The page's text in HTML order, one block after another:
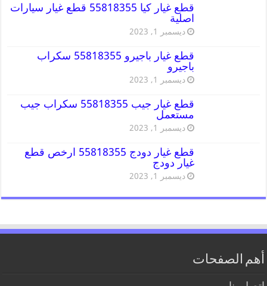
قطع غيار كيا 55818355 قطع غيار سيارات
اصلية
ديسمبر 1, 2023
قطع غيار باجيرو 55818355 سكراب
باجيرو
ديسمبر 1, 2023
قطع غيار جيب 55818355 سكراب جيب
مستعمل
ديسمبر 1, 2023
قطع غيار دودج 55818355 ارخص قطع
غيار دودج
ديسمبر 1, 2023
أهم الصفحات